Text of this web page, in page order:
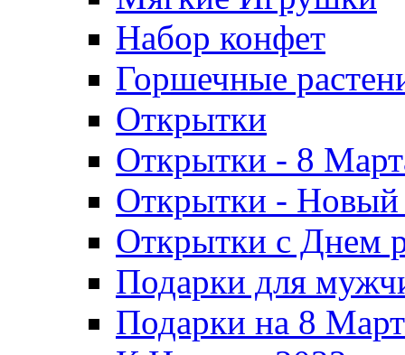
Набор конфет
Горшечные
Открытки
Открытки - 8
Открытки - Новый
Открытки с Днем
Подарки для
Подарки на 8